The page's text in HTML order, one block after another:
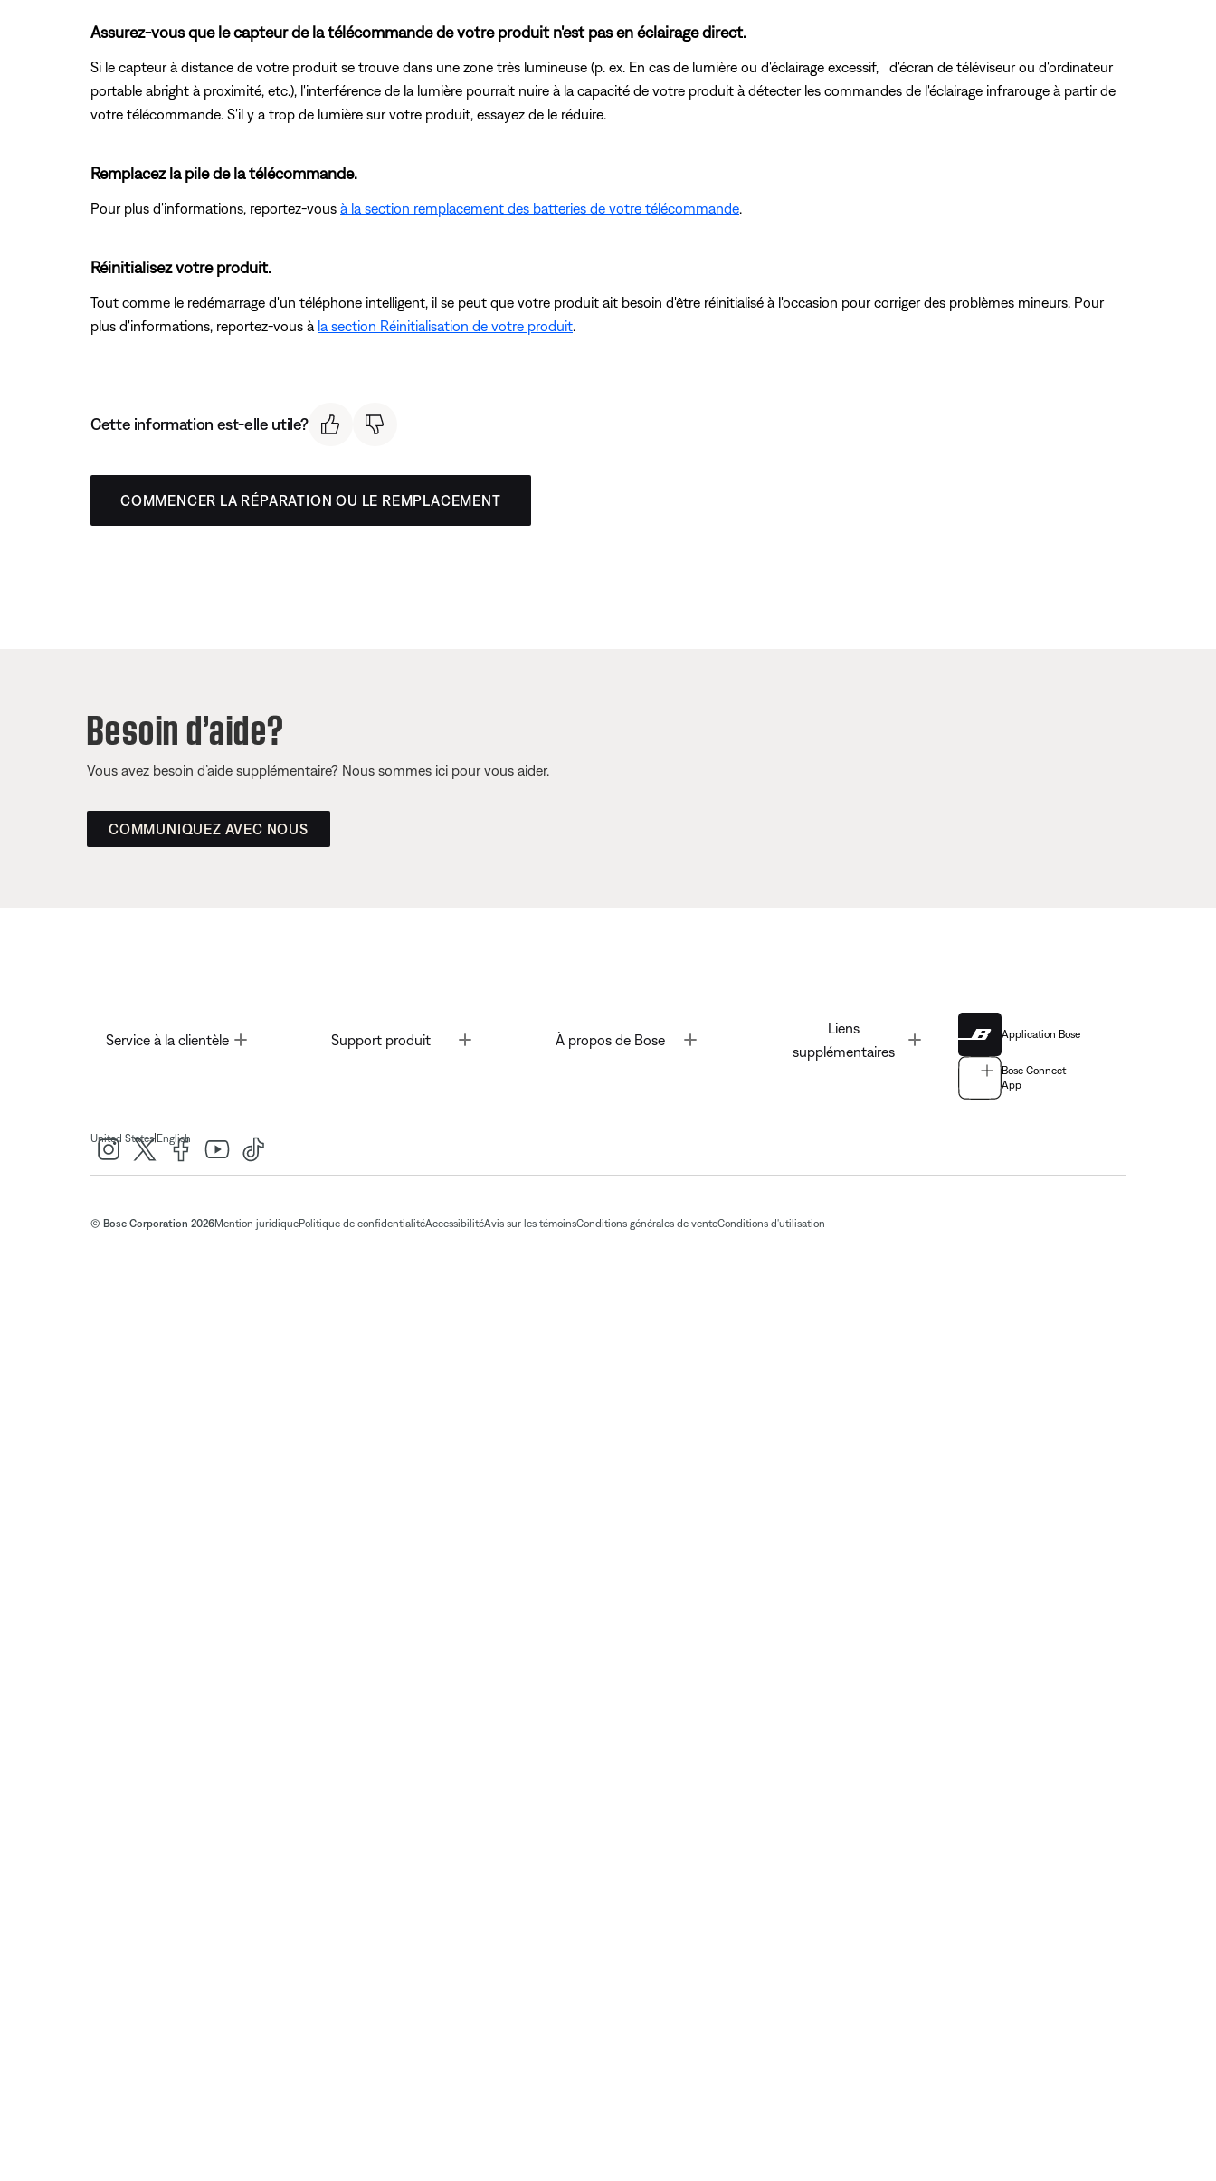
Assurez-vous que le capteur de la télécommande de votre produit n'est pas en éclairage direct.
Si le capteur à distance de votre produit se trouve dans une zone très lumineuse (p. ex. En cas de lumière ou d'éclairage excessif, d'écran de téléviseur ou d'ordinateur
portable abright à proximité, etc.), l'interférence de la lumière pourrait nuire à la capacité de votre produit à détecter les commandes de l'éclairage infrarouge à partir de
votre télécommande. S'il y a trop de lumière sur votre produit, essayez de le réduire.
Remplacez la pile de la télécommande.
Pour plus d'informations, reportez-vous à la section remplacement des batteries de votre télécommande
Réinitialisez votre produit.
Tout comme le redémarrage d'un téléphone intelligent, il se peut que votre produit ait besoin d'être réinitialisé à l'occasion pour corriger des problèmes mineurs. Pour
plus d'informations, reportez-vous à la section Réinitialisation de votre produit
Cette information est-elle utile?
COMMENCER LA RÉPARATION OU LE REMPLACEMENT
Besoin d’aide?
Vous avez besoin d’aide supplémentaire? Nous sommes ici pour vous aider.
COMMUNIQUEZ AVEC NOUS
Service à la clientèle Toggle Support produit À propos de Bose Toggle
Liens
supplémentaires
Application Bose
Bose Connect
App
United States| English
© Bose Corporation 2026Mention juridiquePolitique de confidentialitéAccessibilitéAvis sur les témoinsConditions générales de venteConditions d'utilisation